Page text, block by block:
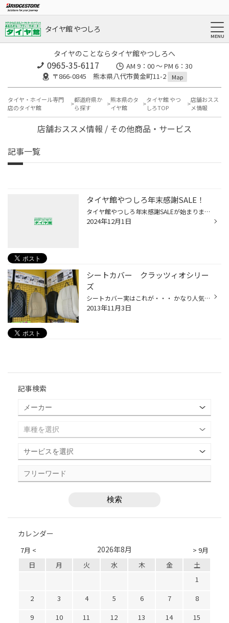
タイヤ館 やつしろ
タイヤのことならタイヤ館やつしろへ
0965-35-6117
AM 9：00 ～ PM 6：30
〒866-0845 熊本県八代市黄金町11-2
Map
タイヤ・ホイール専門
店のタイヤ館
都道府県か
ら探す
熊本県のタ
イヤ館
タイヤ館 やつ
しろTOP
店舗おスス
メ情報
店舗おススメ情報 / その他商品・サービス
記事一覧
タイヤ館やつしろ年末感謝SALE！
タイヤ館やつしろ年末感謝SALEが始まりました！ 年末感謝SALEの内容は……、な、、なんと！(*ﾟДﾟ*) ブリヂストンタイヤ15%OFF！(一部商品を除く) オイル交換 ワイパー交換 バッテリー交換が10%OFF！ スタッドレスタイヤ予約受付中！ 詳しくはスタッフに問い合わせ下さい！(●⁰౪⁰●) ご来店お待ちしてお...
2024年12月1日
シートカバー クラッツィオシリー
ズ
シートカバー実はこれが・・・ かなり人気が出てきているんです！ 注文から取り付けまで お受けいたしております！ お問い合わせだけでも歓迎です！
2013年11月3日
記事検索
カレンダー
7月 < > 9月
2026年8月
日 月 火 水 木 金
土
1
2
3 4 5 6 7
8
9
10 11 12 13 14
15